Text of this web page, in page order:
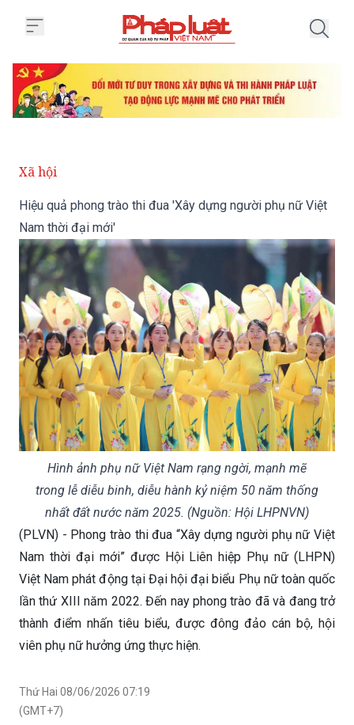
Xã hội
Hiệu quả phong trào thi đua 'Xây dựng người phụ nữ Việt
Nam thời đại mới'
Hình ảnh phụ nữ Việt Nam rạng ngời, mạnh mẽ
trong lễ diễu binh, diễu hành kỷ niệm 50 năm thống
nhất đất nước năm 2025. (Nguồn: Hội LHPNVN)
(PLVN) - Phong trào thi đua “Xây dựng người phụ nữ Việt
Nam thời đại mới” được Hội Liên hiệp Phụ nữ (LHPN)
Việt Nam phát động tại Đại hội đại biểu Phụ nữ toàn quốc
lần thứ XIII năm 2022. Đến nay phong trào đã và đang trở
thành điểm nhấn tiêu biểu, được đông đảo cán bộ, hội
viên phụ nữ hưởng ứng thực hiện.
Thứ Hai 08/06/2026 07:19
(GMT+7)